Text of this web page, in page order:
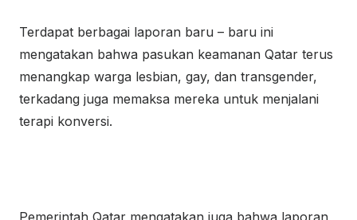
Terdapat berbagai laporan baru – baru ini
mengatakan bahwa pasukan keamanan Qatar terus
menangkap warga lesbian, gay, dan transgender,
terkadang juga memaksa mereka untuk menjalani
terapi konversi.
Pemerintah Qatar mengatakan juga bahwa laporan